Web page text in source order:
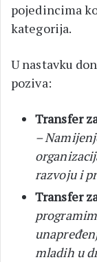
pojedincima
kategorija.
U nastavku
poziva:
Transfer
–
razvoju i
Transfer
mladih u